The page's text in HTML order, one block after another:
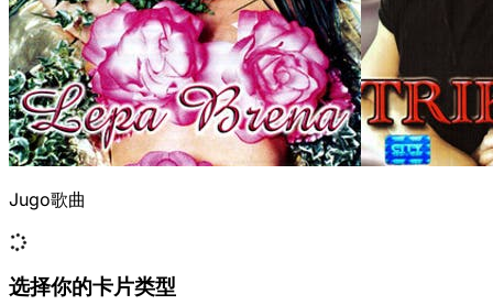
Jugo歌曲
选择你的卡片类型